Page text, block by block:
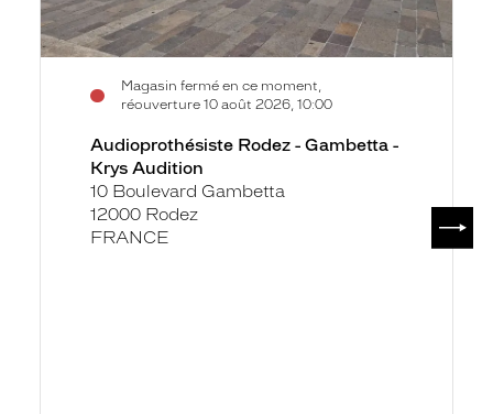
Magasin fermé en ce moment,
réouverture 10 août 2026, 10:00
Audioprothésiste Rodez - Gambetta -
Krys Audition
10 Boulevard Gambetta
12000 Rodez
FRANCE